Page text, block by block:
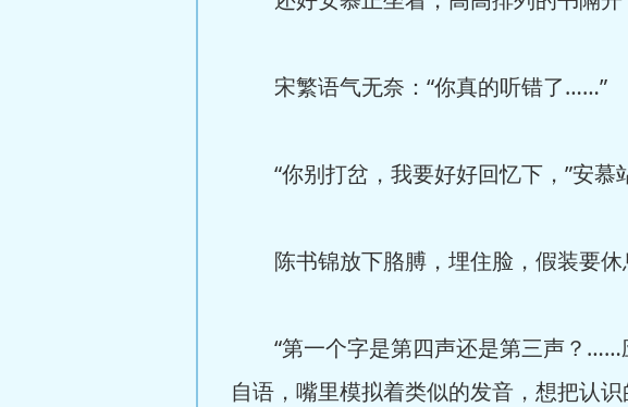
宋繁语气无奈：“你真的听错了……”
“你别打岔，我要好好回忆下，”安慕
陈书锦放下胳膊，埋住脸，假装要休
“第一个字是第四声还是第三声？……
自语，嘴里模拟着类似的发音，想把认识